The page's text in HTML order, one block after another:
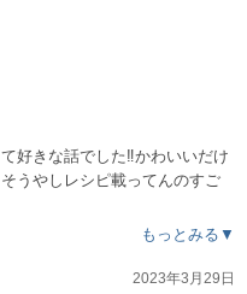
好きな話でした‼︎かわいいだけ
うやしレシピ載ってんのすご
もっとみる▼
2023年3月29日